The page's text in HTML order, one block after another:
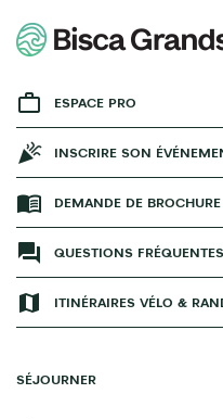
ESPACE PRO
INSCRIRE SON
DEMANDE DE BROCHURE
QUESTIONS FRÉQUENTES
ITINÉRAIRES VÉLO &
SÉJOURNER